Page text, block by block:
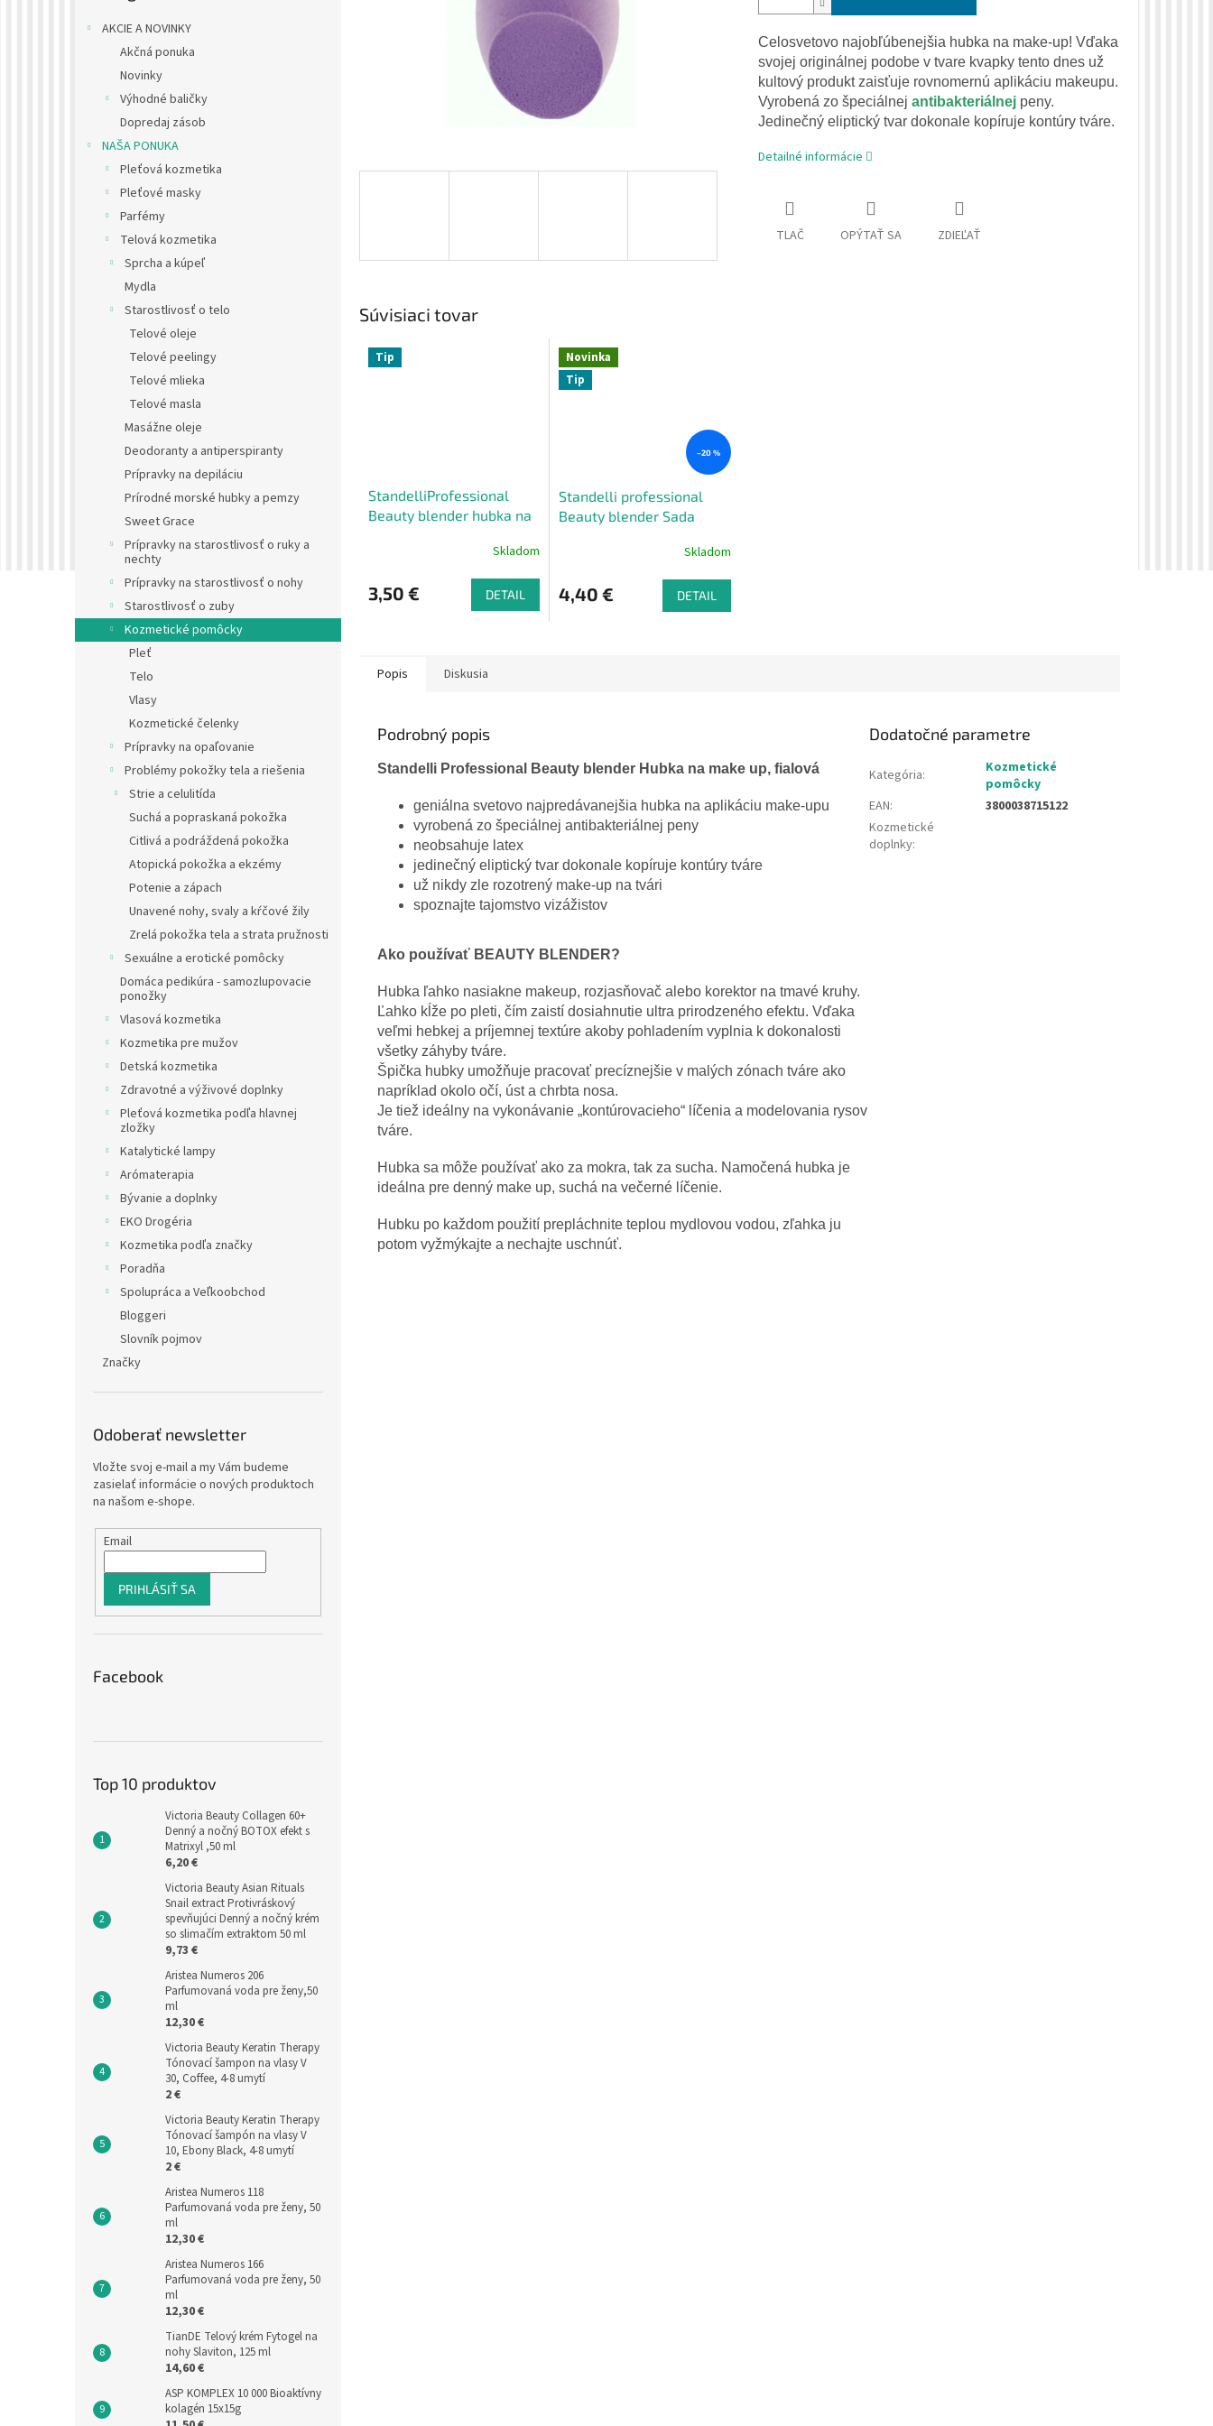
AKCIE A NOVINKY
Akčná ponuka
Novinky
Výhodné baličky
Dopredaj zásob
NAŠA PONUKA
Pleťová kozmetika
Pleťové masky
Parfémy
Telová kozmetika
Sprcha a kúpeľ
Mydla
Starostlivosť o telo
Telové oleje
Telové peelingy
Telové mlieka
Telové masla
Masážne oleje
Deodoranty a antiperspiranty
Prípravky na depiláciu
Prírodné morské hubky a pemzy
Sweet Grace
Prípravky na starostlivosť o ruky a
nechty
Prípravky na starostlivosť o nohy
Starostlivosť o zuby
Kozmetické pomôcky
Pleť
Telo
Vlasy
Kozmetické čelenky
Prípravky na opaľovanie
Problémy pokožky tela a riešenia
Strie a celulitída
Suchá a popraskaná pokožka
Citlivá a podráždená pokožka
Atopická pokožka a ekzémy
Potenie a zápach
Unavené nohy, svaly a kŕčové žily
Zrelá pokožka tela a strata pružnosti
Sexuálne a erotické pomôcky
Domáca pedikúra - samozlupovacie
ponožky
Vlasová kozmetika
Kozmetika pre mužov
Detská kozmetika
Zdravotné a výživové doplnky
Pleťová kozmetika podľa hlavnej
zložky
Katalytické lampy
Arómaterapia
Bývanie a doplnky
EKO Drogéria
Kozmetika podľa značky
Poradňa
Spolupráca a Veľkoobchod
Bloggeri
Slovník pojmov
Značky
Odoberať newsletter
Vložte svoj e-mail a my Vám budeme
zasielať informácie o nových produktoch
na našom e-shope.
Email
PRIHLÁSIŤ SA
Facebook
Top 10 produktov
Victoria Beauty Collagen 60+
Denný a nočný BOTOX efekt s
Matrixyl ,50 ml
6,20 €
Victoria Beauty Asian Rituals
Snail extract Protivráskový
spevňujúci Denný a nočný krém
so slimačím extraktom 50 ml
9,73 €
Aristea Numeros 206
Parfumovaná voda pre ženy,50
ml
12,30 €
Victoria Beauty Keratin Therapy
Tónovací šampon na vlasy V
30, Coffee, 4-8 umytí
2 €
Victoria Beauty Keratin Therapy
Tónovací šampón na vlasy V
10, Ebony Black, 4-8 umytí
2 €
Aristea Numeros 118
Parfumovaná voda pre ženy, 50
ml
12,30 €
Aristea Numeros 166
Parfumovaná voda pre ženy, 50
ml
12,30 €
TianDE Telový krém Fytogel na
nohy Slaviton, 125 ml
14,60 €
ASP KOMPLEX 10 000 Bioaktívny
kolagén 15x15g
Celosvetovo najobľúbenejšia hubka na make-up! Vďaka
svojej originálnej podobe v tvare kvapky tento dnes už
kultový produkt zaisťuje rovnomernú aplikáciu makeupu.
Vyrobená zo špeciálnej antibakteriálnej peny.
Jedinečný eliptický tvar dokonale kopíruje kontúry tváre.
Detailné informácie
TLAČ OPÝTAŤ SA ZDIEĽAŤ
Súvisiaci tovar
Tip
StandelliProfessional
Beauty blender hubka na
Skladom
3,50 € DETAIL
Novinka
Tip
–20 %
Standelli professional
Beauty blender Sada
Skladom
4,40 € DETAIL
Popis Diskusia
Podrobný popis
Standelli Professional Beauty blender Hubka na make up, fialová
geniálna svetovo najpredávanejšia hubka na aplikáciu make-upu
vyrobená zo špeciálnej antibakteriálnej peny
neobsahuje latex
jedinečný eliptický tvar dokonale kopíruje kontúry tváre
už nikdy zle rozotrený make-up na tvári
spoznajte tajomstvo vizážistov
Ako používať BEAUTY BLENDER?
Hubka ľahko nasiakne makeup, rozjasňovač alebo korektor na tmavé kruhy.
Ľahko kĺže po pleti, čím zaistí dosiahnutie ultra prirodzeného efektu. Vďaka
veľmi hebkej a príjemnej textúre akoby pohladením vyplnia k dokonalosti
všetky záhyby tváre.
Špička hubky umožňuje pracovať precíznejšie v malých zónach tváre ako
napríklad okolo očí, úst a chrbta nosa.
Je tiež ideálny na vykonávanie „kontúrovacieho“ líčenia a modelovania rysov
tváre.
Hubka sa môže používať ako za mokra, tak za sucha. Namočená hubka je
ideálna pre denný make up, suchá na večerné líčenie.
Hubku po každom použití prepláchnite teplou mydlovou vodou, zľahka ju
potom vyžmýkajte a nechajte uschnúť.
Dodatočné parametre
Kategória:
Kozmetické
pomôcky
EAN:
3800038715122
Kozmetické
doplnky: